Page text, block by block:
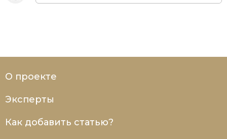
О проекте
Эксперты
Как добавить статью?